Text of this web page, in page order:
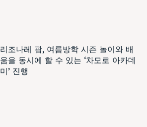
리조나레 괌, 여름방학 시즌 놀이와 배
움을 동시에 할 수 있는 ‘차모로 아카데
미’ 진행